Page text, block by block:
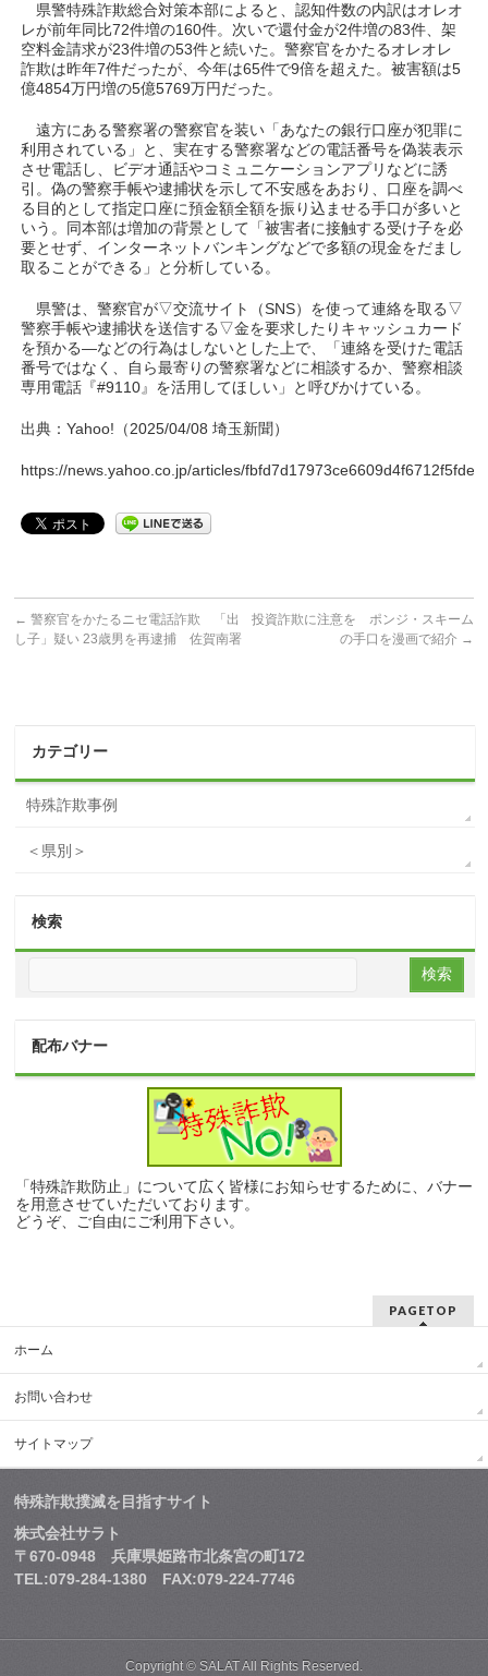
県警特殊詐欺総合対策本部によると、認知件数の内訳はオレオ
レが前年同比72件増の160件。次いで還付金が2件増の83件、架
空料金請求が23件増の53件と続いた。警察官をかたるオレオレ
詐欺は昨年7件だったが、今年は65件で9倍を超えた。被害額は5
億4854万円増の5億5769万円だった。
遠方にある警察署の警察官を装い「あなたの銀行口座が犯罪に
利用されている」と、実在する警察署などの電話番号を偽装表示
させ電話し、ビデオ通話やコミュニケーションアプリなどに誘
引。偽の警察手帳や逮捕状を示して不安感をあおり、口座を調べ
る目的として指定口座に預金額全額を振り込ませる手口が多いと
いう。同本部は増加の背景として「被害者に接触する受け子を必
要とせず、インターネットバンキングなどで多額の現金をだまし
取ることができる」と分析している。
県警は、警察官が▽交流サイト（SNS）を使って連絡を取る▽
警察手帳や逮捕状を送信する▽金を要求したりキャッシュカード
を預かる―などの行為はしないとした上で、「連絡を受けた電話
番号ではなく、自ら最寄りの警察署などに相談するか、警察相談
専用電話『#9110』を活用してほしい」と呼びかけている。
出典：Yahoo!（2025/04/08 埼玉新聞）
https://news.yahoo.co.jp/articles/
← 警察官をかたるニセ電話詐欺 「出
し子」疑い 23歳男を再逮捕 佐賀南署
投資詐欺に注意を ポンジ・スキーム
の手口を漫画で紹介 →
カテゴリー
特殊詐欺事例
＜県別＞
検索
配布バナー
「特殊詐欺防止」について広く皆様にお知らせするために、バナー
を用意させていただいております。
どうぞ、ご自由にご利用下さい。
PAGETOP
ホーム
お問い合わせ
サイトマップ
特殊詐欺撲滅を目指すサイト
株式会社サラト
〒670-0948 兵庫県姫路市北条宮の町172
TEL:079-284-1380 FAX:079-224-7746
Copyright © SALAT All Rights Reserved.